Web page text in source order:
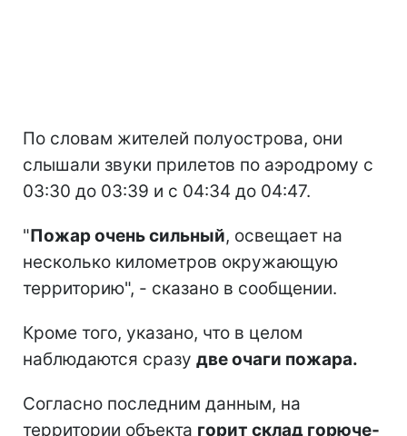
По словам жителей полуострова, они
слышали звуки прилетов по аэродрому с
03:30 до 03:39 и с 04:34 до 04:47.
"Пожар очень сильный, освещает на
несколько километров окружающую
территорию", - сказано в сообщении.
Кроме того, указано, что в целом
наблюдаются сразу две очаги пожара.
Согласно последним данным, на
территории объекта горит склад горюче-